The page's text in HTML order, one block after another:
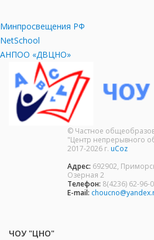
Минпросвещения РФ
NetSchool
АНПОО «ДВЦНО»
© Частное
"Центр непрерывного
2017-2026 г. uCoz
Адрес: 692902,
Озерная 2
Телефон: 8(4236) 62-96-
E-mail:
ЧОУ "ЦНО"